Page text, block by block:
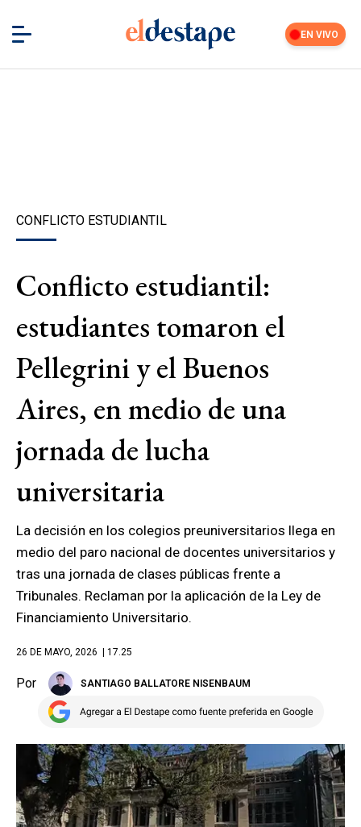
EN VIVO
CONFLICTO ESTUDIANTIL
Conflicto estudiantil:
estudiantes tomaron el
Pellegrini y el Buenos
Aires, en medio de una
jornada de lucha
universitaria
La decisión en los colegios preuniversitarios llega en
medio del paro nacional de docentes universitarios y
tras una jornada de clases públicas frente a
Tribunales. Reclaman por la aplicación de la Ley de
Financiamiento Universitario.
26 DE MAYO, 2026 | 17.25
Por SANTIAGO BALLATORE NISENBAUM